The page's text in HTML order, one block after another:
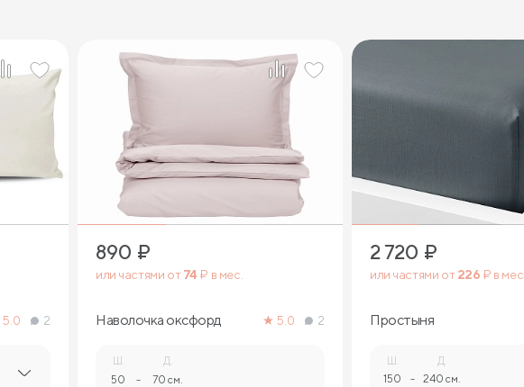
5.0 2
890 ₽
или частями от74 ₽ в мес.
Наволочка оксфорд 5.0 2
Ш.
50 -
Д.
70 см.
2 720 ₽
или частями от226 ₽ в мес.
Простыня
Ш.
150 -
Д.
240 см.